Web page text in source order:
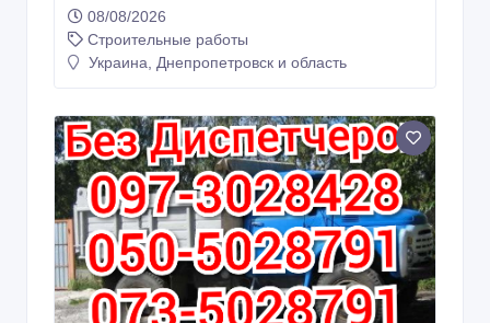
08/08/2026
Строительные работы
Украина, Днепропетровск и область